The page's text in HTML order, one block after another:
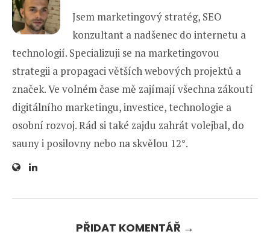
Jsem marketingový stratég, SEO
konzultant a nadšenec do internetu a
technologií. Specializuji se na marketingovou
strategii a propagaci větších webových projektů a
značek. Ve volném čase mě zajímají všechna zákoutí
digitálního marketingu, investice, technologie a
osobní rozvoj. Rád si také zajdu zahrát volejbal, do
sauny i posilovny nebo na skvělou 12°.
PŘIDAT KOMENTÁŘ →